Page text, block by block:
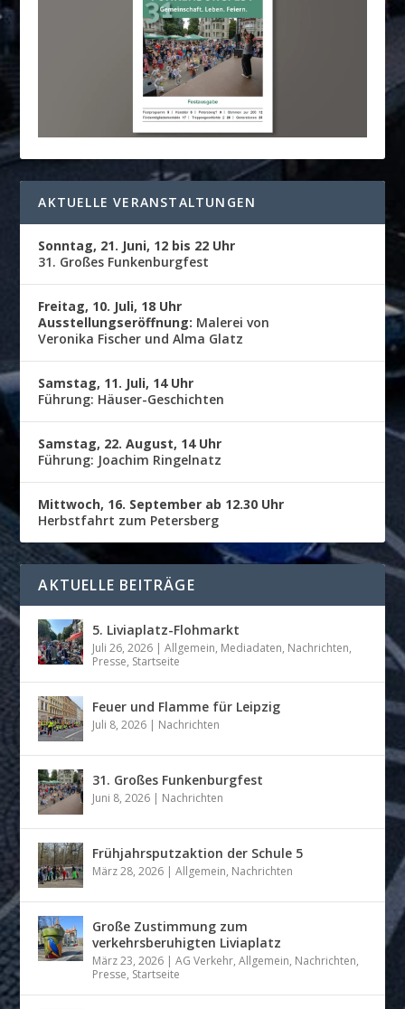
AKTUELLE VERANSTALTUNGEN
Sonntag, 21. Juni, 12 bis 22 Uhr
31. Großes Funkenburgfest
Freitag, 10. Juli, 18 Uhr
Ausstellungseröffnung: Malerei von
Veronika Fischer und Alma Glatz
Samstag, 11. Juli, 14 Uhr
Führung: Häuser-Geschichten
Samstag, 22. August, 14 Uhr
Führung: Joachim Ringelnatz
Mittwoch, 16. September ab 12.30 Uhr
Herbstfahrt zum Petersberg
AKTUELLE BEITRÄGE
5. Liviaplatz-Flohmarkt
Juli 26, 2026 |Allgemein, Mediadaten, Nachrichten,
Presse, Startseite
Feuer und Flamme für Leipzig
Juli 8, 2026 | Nachrichten
31. Großes Funkenburgfest
Juni 8, 2026 | Nachrichten
Frühjahrsputzaktion der Schule 5
März 28, 2026 |Allgemein, Nachrichten
Große Zustimmung zum
verkehrsberuhigten Liviaplatz
März 23, 2026 |AG Verkehr,Allgemein, Nachrichten,
Presse, Startseite